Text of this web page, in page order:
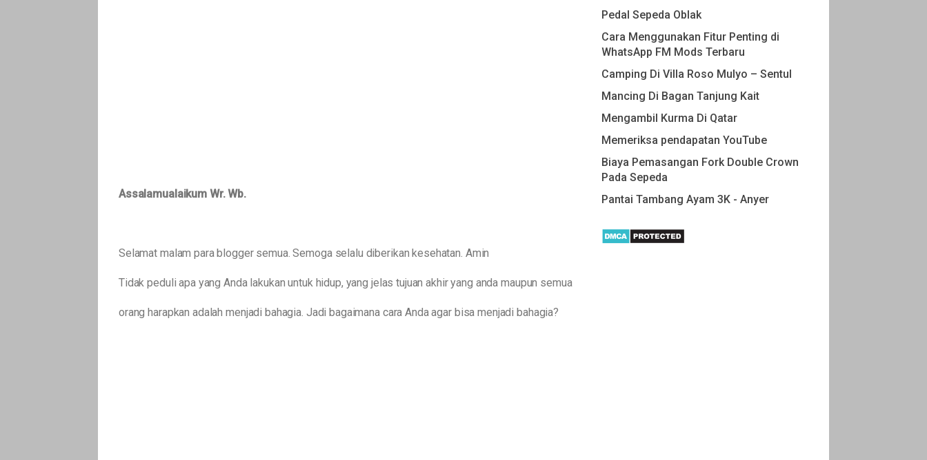
Assalamualaikum Wr. Wb.
Selamat malam para blogger semua. Semoga selalu diberikan kesehatan. Amin
Tidak peduli apa yang Anda lakukan untuk hidup, yang jelas tujuan akhir yang anda maupun semua
orang harapkan adalah menjadi bahagia. Jadi bagaimana cara Anda agar bisa menjadi bahagia?
Pedal Sepeda Oblak
Cara Menggunakan Fitur Penting di
WhatsApp FM Mods Terbaru
Camping Di Villa Roso Mulyo – Sentul
Mancing Di Bagan Tanjung Kait
Mengambil Kurma Di Qatar
Memeriksa pendapatan YouTube
Biaya Pemasangan Fork Double Crown
Pada Sepeda
Pantai Tambang Ayam 3K - Anyer